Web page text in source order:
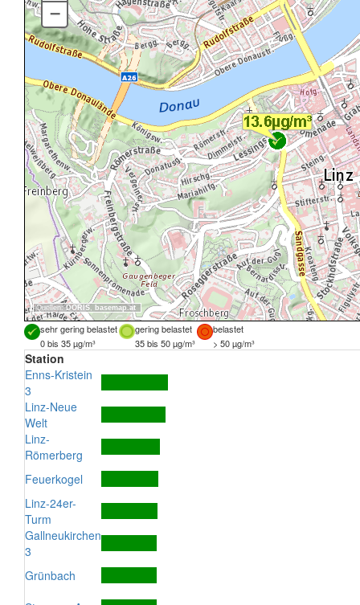
Quellen:DORIS, basemap.at
–
sehr gering belastet gering belastet
belastet
0 bis 35 µg/m³
35 bis 50 µg/m³ > 50 µg/m³
Station
Enns-Kristein
3
Linz-Neue
Welt
Linz-
Römerberg
Feuerkogel
Linz-24er-
Turm
Gallneukirchen
3
Grünbach